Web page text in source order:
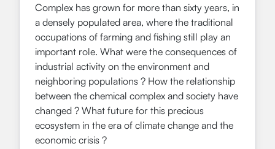
Complex has grown for more than sixty years, in
a densely populated area, where the traditional
occupations of farming and fishing still play an
important role. What were the consequences of
industrial activity on the environment and
neighboring populations ? How the relationship
between the chemical complex and society have
changed ? What future for this precious
ecosystem in the era of climate change and the
economic crisis ?